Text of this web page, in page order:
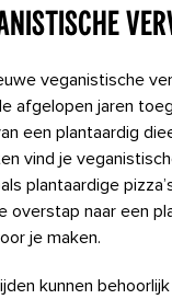
veganistische
afgelopen jaren
een plantaardig
vind je
plantaardige
overstap naar een
je maken.
kunnen